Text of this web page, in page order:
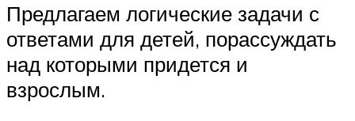
Предлагаем логические задачи с
ответами для детей, порассуждать
над которыми придется и
взрослым.